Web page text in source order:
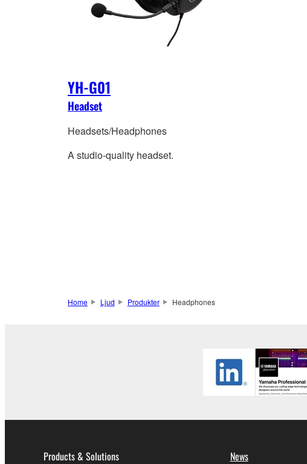
YH-G01
Headset
Headsets/Headphones
A studio-quality headset.
Home Ljud Produkter Headphones
Products & Solutions News